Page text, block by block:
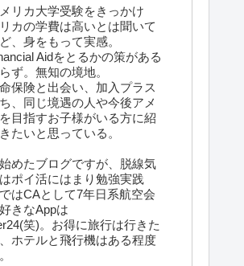
リカ大学受験をきっかけ
カの学費は高いとは聞いて
、身をもって実感。
Aidをとるかの策がある
ず。無知の境地。
保険と出会い、加入プラス
、同じ境遇の人や今後アメ
目指すお子様がいる方に紹
たいと思っている。
めたブログですが、脱線気
ポイ活にはまり勉強実践
はCAとして7年日系航空会
きなAppは
笑)。お得に旅行は行きた
ホテルと飛行機はある程度